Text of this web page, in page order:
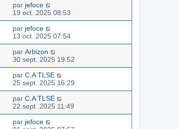
par jefoce
19 oct. 2025 08:53
par jefoce
13 oct. 2025 07:54
par Arbizon
30 sept. 2025 19:52
par C.A TLSE
25 sept. 2025 16:29
par C.A TLSE
22 sept. 2025 11:49
par jefoce